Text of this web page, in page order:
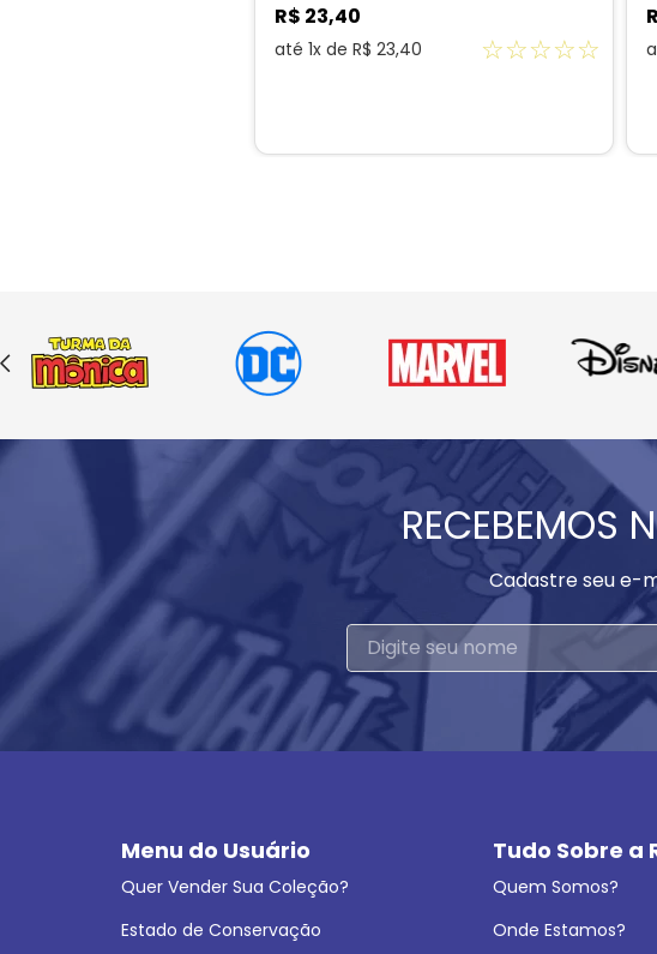
R$ 23,40
até 1x de R$ 23,40 ☆☆☆☆☆
RECEBEMOS
Cadastre seu e-
Menu do Usuário
Quer Vender Sua Coleção?
Estado de Conservação
Tudo Sobre a
Quem Somos?
Onde Estamos?